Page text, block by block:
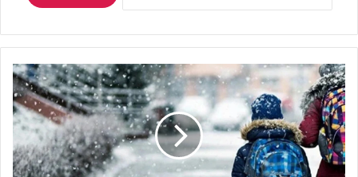
عطلة
للمدارس
في
4
ولايات
تركية